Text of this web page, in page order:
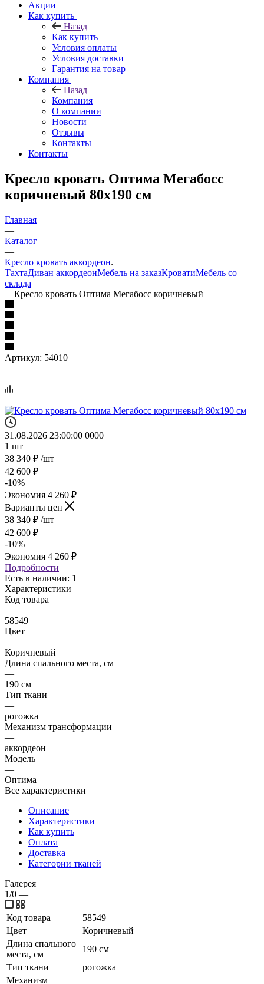
Акции
Как купить
Назад
Как купить
Условия оплаты
Условия доставки
Гарантия на товар
Компания
Назад
Компания
О компании
Новости
Отзывы
Контакты
Контакты
Кресло кровать Оптима Мегабосс
коричневый 80х190 см
Главная
—
Каталог
—
Кресло кровать аккордеон
ТахтаДиван аккордеонМебель на заказКроватиМебель со
склада
—Кресло кровать Оптима Мегабосс коричневый
Артикул: 54010
31.08.2026 23:00:00 0000
1 шт
38 340 ₽ /шт
42 600 ₽
-10%
Экономия 4 260 ₽
Варианты цен
38 340 ₽ /шт
42 600 ₽
-10%
Экономия 4 260 ₽
Подробности
Есть в наличии: 1
Характеристики
Код товара
—
58549
Цвет
—
Коричневый
Длина спального места, см
—
190 см
Тип ткани
—
рогожка
Механизм трансформации
—
аккордеон
Модель
—
Оптима
Все характеристики
Описание
Характеристики
Как купить
Оплата
Доставка
Категории тканей
Галерея
1/0 —
Код товара
58549
Цвет
Коричневый
Длина спального
места, см
190 см
Тип ткани
рогожка
Механизм